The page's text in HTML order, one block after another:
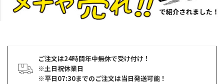
ご注文は24時間年中無休で受け付け！
※土日祝休業日
※平日07:30までのご注文は当日発送可能！